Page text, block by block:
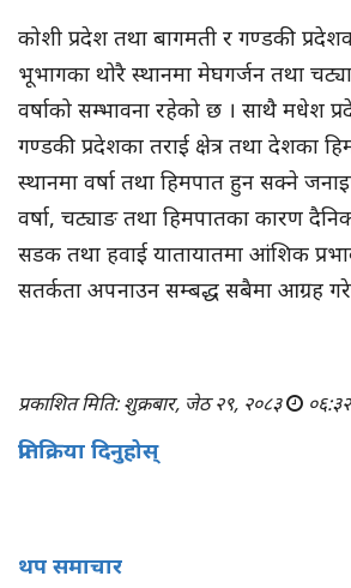
कोशी प्रदेश तथा बागमती र गण्डकी
भूभागका थोरै स्थानमा मेघगर्जन तथा
वर्षाको सम्भावना रहेको छ । साथै मधेश
गण्डकी प्रदेशका तराई क्षेत्र तथा देशका
स्थानमा वर्षा तथा हिमपात हुन सक्ने
वर्षा, चट्याङ तथा हिमपातका कारण
सडक तथा हवाई यातायातमा आंशिक
सतर्कता अपनाउन सम्बद्ध सबैमा आग्रह
प्रकाशित मिति: शुक्रबार, जेठ २९, २०८३ ०६:३२
प्रतिक्रिया दिनुहोस्
थप समाचार